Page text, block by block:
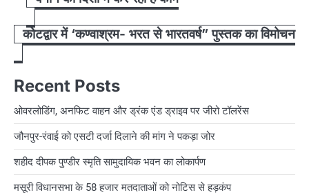
कोटद्वार में ‘कण्वाश्रम- भरत से भारतवर्ष” पुस्तक का विमोचन
Recent Posts
ओवरलोडिंग, अनफिट वाहन और ड्रंक एंड ड्राइव पर जीरो टॉलरेंस
जौनपुर-रंवाई को एसटी दर्जा दिलाने की मांग ने पकड़ा जोर
शहीद दीपक पुण्डीर स्मृति सामुदायिक भवन का लोकार्पण
मसूरी विधानसभा के 58 हजार मतदाताओं को नोटिस से हड़कंप